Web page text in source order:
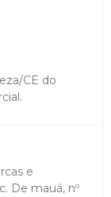
CE do
e
De mauá, nº